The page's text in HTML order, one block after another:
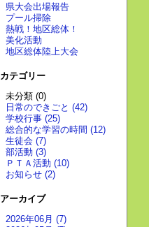
県大会出場報告
プール掃除
熱戦！地区総体！
美化活動
地区総体陸上大会
カテゴリー
未分類 (0)
日常のできごと (42)
学校行事 (25)
総合的な学習の時間 (12)
生徒会 (7)
部活動 (3)
ＰＴＡ活動 (10)
お知らせ (2)
アーカイブ
2026年06月 (7)